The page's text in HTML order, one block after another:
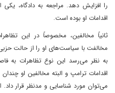
را افزایش دهد. مراجعه به دادگاه، یکی
اقدامات او بوده است.
ثانیاً مخالفین، مخصوصاً در این
مخالفت با سیاست‌های او را از حالت
به نظر می‌رسد این نوع تظاهرات به
اقدامات ترامپ و البته مخالفین او
می‌توان مورد شناسایی و مدنظر قرار